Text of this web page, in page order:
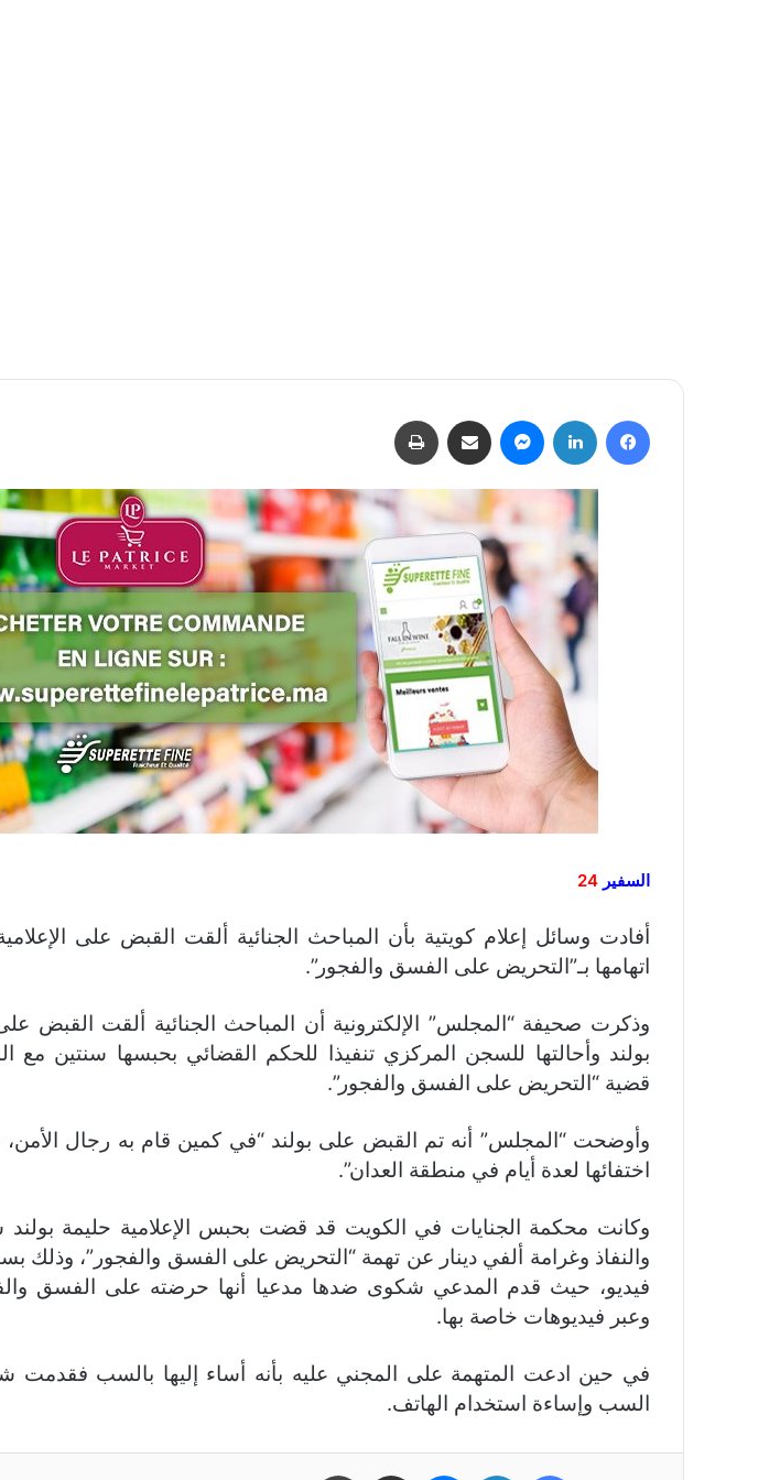
فيسبوك لينكدإن ماسنجر مشاركة عبر البريد
السفير 24
أفادت وسائل إعلام كويتية بأن المباحث الجنائية ألقت القبض على
اتهامها بـ”التحريض على الفسق والفجور”.
وذكرت صحيفة “المجلس” الإلكترونية أن المباحث الجنائية ألقت القبض على
بولند وأحالتها للسجن المركزي تنفيذا للحكم القضائي بحبسها سنتين مع
قضية “التحريض على الفسق والفجور”.
وأوضحت “المجلس” أنه تم القبض على بولند “في كمين قام به رجال
اختفائها لعدة أيام في منطقة العدان”.
وكانت محكمة الجنايات في الكويت قد قضت بحبس الإعلامية حليمة
والنفاذ وغرامة ألفي دينار عن تهمة “التحريض على الفسق والفجور”، وذلك
فيديو، حيث قدم المدعي شكوى ضدها مدعيا أنها حرضته على الفسق
وعبر فيديوهات خاصة بها.
في حين ادعت المتهمة على المجني عليه بأنه أساء إليها بالسب فقدمت
السب وإساءة استخدام الهاتف.
فيسبوك لينكدإن ماسنجر مشاركة عبر البريد